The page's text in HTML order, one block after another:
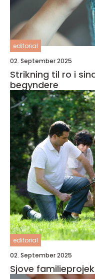
editorial
02. September 2025
Strikning til ro i
begyndere
editorial
02. September 2025
Sjove